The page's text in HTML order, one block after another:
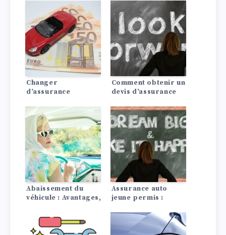
Changer
d’assurance
le coup !
Comment obtenir un
devis d’assurance
Abaissement du
véhicule : Avantages,
savoir
Assurance auto
jeune permis :
moins cher